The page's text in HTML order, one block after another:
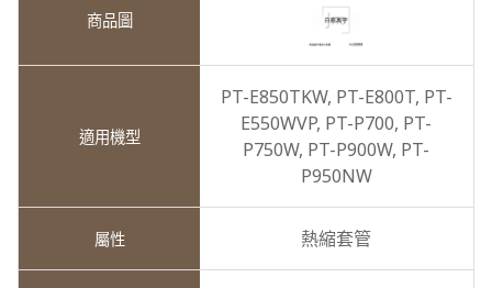
PT-E850TKW, PT-E800T, PT-
E550WVP, PT-P700, PT-
P750W, PT-P900W, PT-
P950NW
熱縮套管